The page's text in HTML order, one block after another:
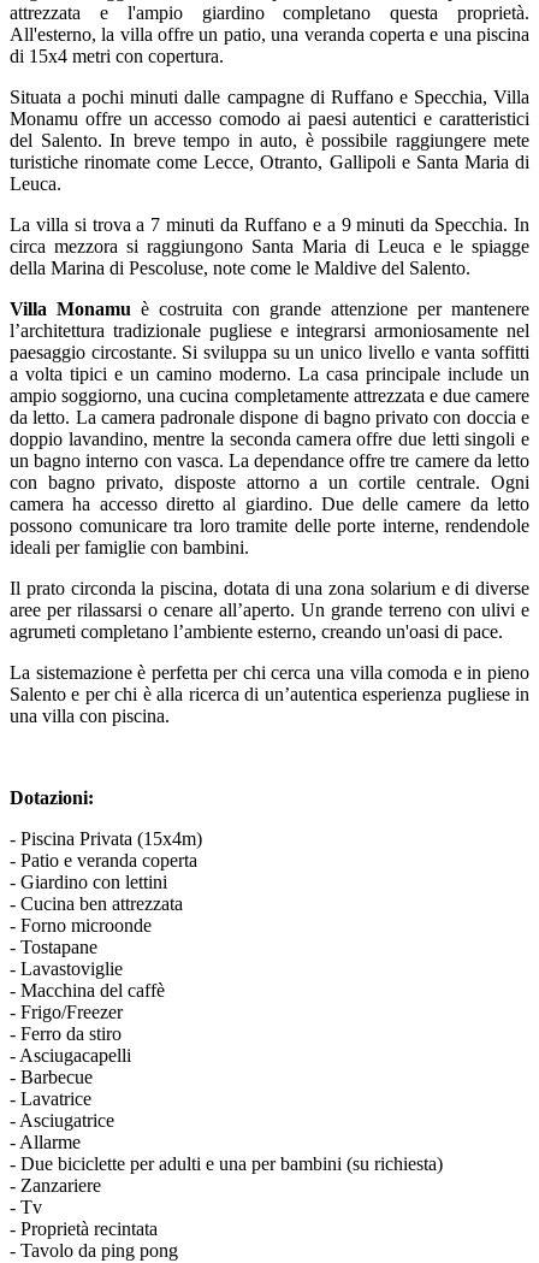
attrezzata e l'ampio giardino completano questa proprietà.
All'esterno, la villa offre un patio, una veranda coperta e una piscina
di 15x4 metri con copertura.
Situata a pochi minuti dalle campagne di Ruffano e Specchia, Villa
Monamu offre un accesso comodo ai paesi autentici e caratteristici
del Salento. In breve tempo in auto, è possibile raggiungere mete
turistiche rinomate come Lecce, Otranto, Gallipoli e Santa Maria di
Leuca.
La villa si trova a 7 minuti da Ruffano e a 9 minuti da Specchia. In
circa mezzora si raggiungono Santa Maria di Leuca e le spiagge
della Marina di Pescoluse, note come le Maldive del Salento.
Villa Monamu è costruita con grande attenzione per mantenere
l’architettura tradizionale pugliese e integrarsi armoniosamente nel
paesaggio circostante. Si sviluppa su un unico livello e vanta soffitti
a volta tipici e un camino moderno. La casa principale include un
ampio soggiorno, una cucina completamente attrezzata e due camere
da letto. La camera padronale dispone di bagno privato con doccia e
doppio lavandino, mentre la seconda camera offre due letti singoli e
un bagno interno con vasca. La dependance offre tre camere da letto
con bagno privato, disposte attorno a un cortile centrale. Ogni
camera ha accesso diretto al giardino. Due delle camere da letto
possono comunicare tra loro tramite delle porte interne, rendendole
ideali per famiglie con bambini.
Il prato circonda la piscina, dotata di una zona solarium e di diverse
aree per rilassarsi o cenare all’aperto. Un grande terreno con ulivi e
agrumeti completano l’ambiente esterno, creando un'oasi di pace.
La sistemazione è perfetta per chi cerca una villa comoda e in pieno
Salento e per chi è alla ricerca di un’autentica esperienza pugliese in
una villa con piscina.
Dotazioni:
- Piscina Privata (15x4m)
- Patio e veranda coperta
- Giardino con lettini
- Cucina ben attrezzata
- Forno microonde
- Tostapane
- Lavastoviglie
- Macchina del caffè
- Frigo/Freezer
- Ferro da stiro
- Asciugacapelli
- Barbecue
- Lavatrice
- Asciugatrice
- Allarme
- Due biciclette per adulti e una per bambini (su richiesta)
- Zanzariere
- Tv
- Proprietà recintata
- Tavolo da ping pong